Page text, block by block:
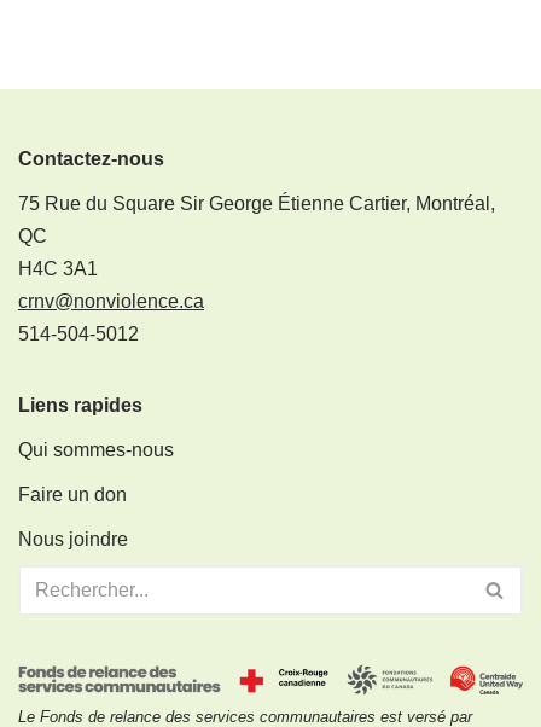
Contactez-nous
75 Rue du Square Sir George Étienne Cartier, Montréal,
QC
H4C 3A1
crnv@nonviolence.ca
514-504-5012
Liens rapides
Qui sommes-nous
Faire un don
Nous joindre
Le Fonds de relance des services communautaires est versé par